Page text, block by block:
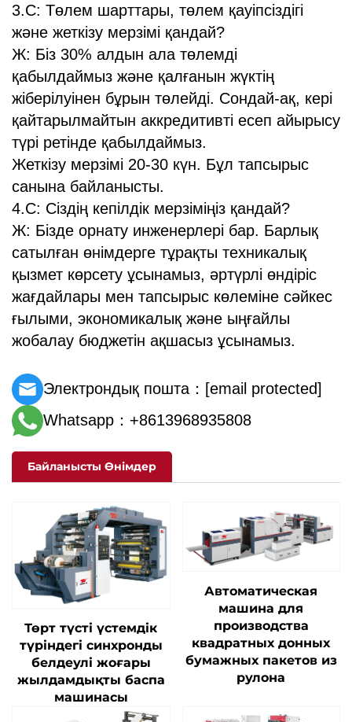
3.С: Төлем шарттары, төлем қауіпсіздігі
және жеткізу мерзімі қандай?
Ж: Біз 30% алдын ала төлемді
қабылдаймыз және қалғанын жүктің
жіберілуінен бұрын төлейді. Сондай-ақ, кері
қайтарылмайтын аккредитивті есеп айырысу
түрі ретінде қабылдаймыз.
Жеткізу мерзімі 20-30 күн. Бұл тапсырыс
санына байланысты.
4.С: Сіздің кепілдік мерзіміңіз қандай?
Ж: Бізде орнату инженерлері бар. Барлық
сатылған өнімдерге тұрақты техникалық
қызмет көрсету ұсынамыз, әртүрлі өндіріс
жағдайлары мен тапсырыс көлеміне сәйкес
ғылыми, экономикалық және ыңғайлы
жобалау бюджетін ақшасыз ұсынамыз.
Электрондық пошта： [email protected]
Whatsapp：+8613968935808
Байланысты Өнімдер
Төрт түсті үстемдік
түріндегі синхронды
белдеулі жоғары
жылдамдықты баспа
машинасы
Автоматическая
машина для
производства
квадратных донных
бумажных пакетов из
рулона